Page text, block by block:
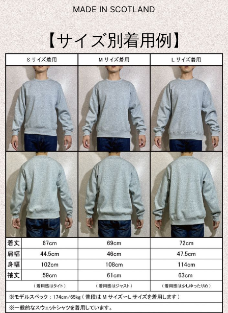
MADE IN SCOTLAND
【サイズ別着用例】